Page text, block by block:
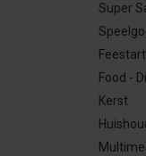
Super
Food -
Kerst